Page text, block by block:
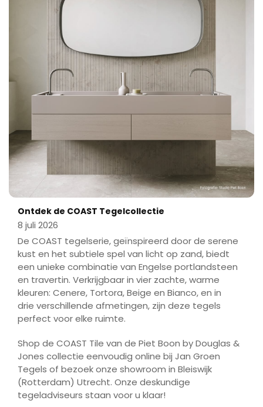
Ontdek de COAST Tegelcollectie
8 juli 2026
De COAST tegelserie, geïnspireerd door de serene
kust en het subtiele spel van licht op zand, biedt
een unieke combinatie van Engelse portlandsteen
en travertin. Verkrijgbaar in vier zachte, warme
kleuren: Cenere, Tortora, Beige en Bianco, en in
drie verschillende afmetingen, zijn deze tegels
perfect voor elke ruimte.
Shop de COAST Tile van de Piet Boon by Douglas &
Jones collectie eenvoudig online bij Jan Groen
Tegels of bezoek onze showroom in Bleiswijk
(Rotterdam) Utrecht. Onze deskundige
tegeladviseurs staan voor u klaar!